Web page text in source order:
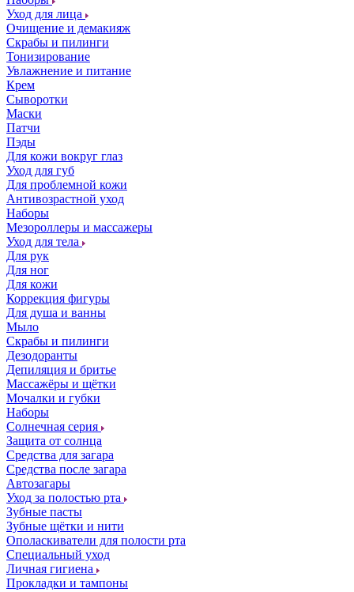
Уход для лица
Очищение и демакияж
Скрабы и пилинги
Тонизирование
Увлажнение и питание
Крем
Сыворотки
Маски
Патчи
Пэды
Для кожи вокруг глаз
Уход для губ
Для проблемной кожи
Антивозрастной уход
Наборы
Мезороллеры и массажеры
Уход для тела
Для рук
Для ног
Для кожи
Коррекция фигуры
Для душа и ванны
Мыло
Скрабы и пилинги
Дезодоранты
Депиляция и бритье
Массажёры и щётки
Мочалки и губки
Наборы
Солнечная серия
Защита от солнца
Средства для загара
Средства после загара
Автозагары
Уход за полостью рта
Зубные пасты
Зубные щётки и нити
Ополаскиватели для полости рта
Специальный уход
Личная гигиена
Прокладки и тампоны